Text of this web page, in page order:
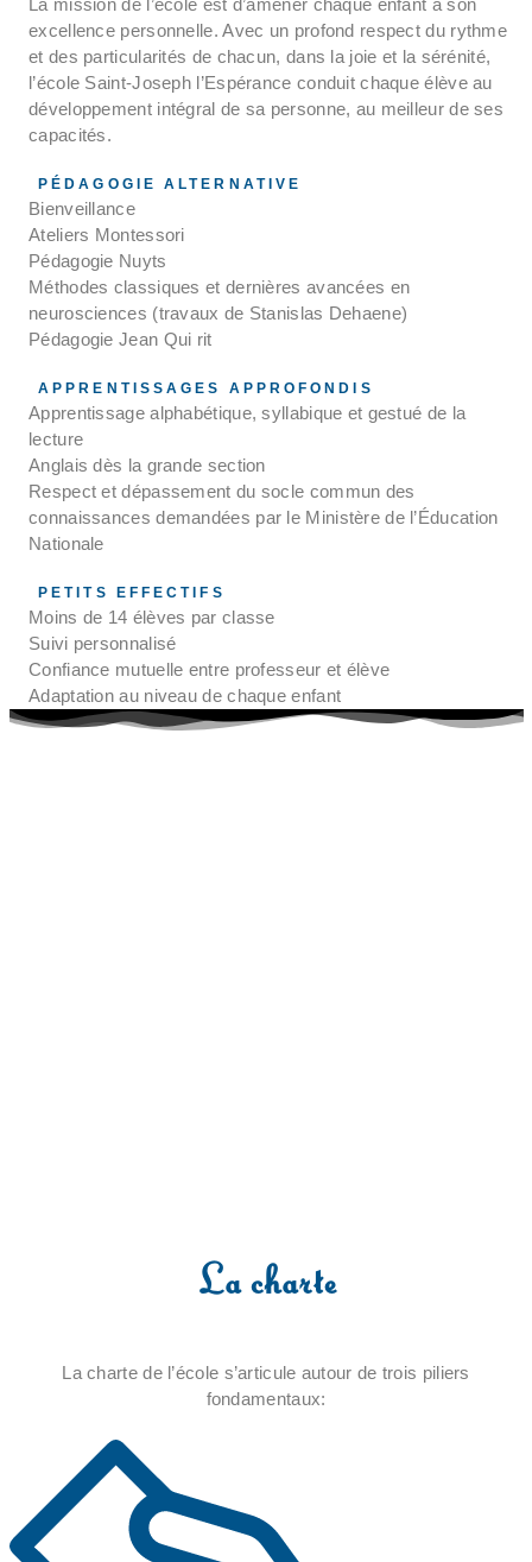
excellence personnelle. Avec un profond respect du rythme
et des particularités de chacun, dans la joie et la sérénité,
l’école Saint-Joseph l’Espérance conduit chaque élève au
développement intégral de sa personne, au meilleur de ses
capacités.
PÉDAGOGIE ALTERNATIVE
Bienveillance
Ateliers Montessori
Pédagogie Nuyts
Méthodes classiques et dernières avancées en
neurosciences (travaux de Stanislas Dehaene)
Pédagogie Jean Qui rit
APPRENTISSAGES APPROFONDIS
Apprentissage alphabétique, syllabique et gestué de la
lecture
Anglais dès la grande section
Respect et dépassement du socle commun des
connaissances demandées par le Ministère de l’Éducation
Nationale
PETITS EFFECTIFS
Moins de 14 élèves par classe
Suivi personnalisé
Confiance mutuelle entre professeur et élève
Adaptation au niveau de chaque enfant
La charte
La charte de l’école s’articule autour de trois piliers
fondamentaux: